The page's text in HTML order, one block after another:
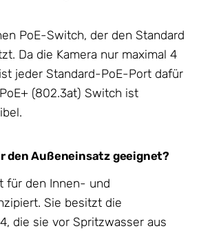
PoE-Switch, der den Standard
Da die Kamera nur maximal 4
jeder Standard-PoE-Port dafür
(802.3at) Switch ist
den Außeneinsatz geeignet?
für den Innen- und
Sie besitzt die
die sie vor Spritzwasser aus